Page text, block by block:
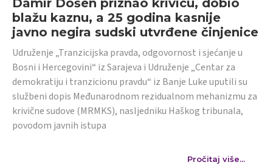
blažu kaznu, a 25 godina kasnije
javno negira sudski utvrđene činjenice
Udruženje „Tranzicijska pravda, odgovornost i sjećanje u
Bosni i Hercegovini“ iz Sarajeva i Udruženje „Centar za
demokratiju i tranzicionu pravdu“ iz Banje Luke uputili su
službeni dopis Međunarodnom rezidualnom mehanizmu za
krivične sudove (MRMKS), nasljedniku Haškog tribunala,
povodom javnih istupa
Pročitaj više...